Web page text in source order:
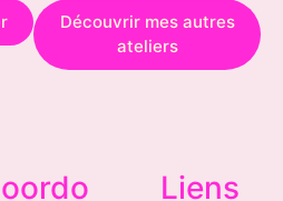
Découvrir mes autres
ateliers
Liens